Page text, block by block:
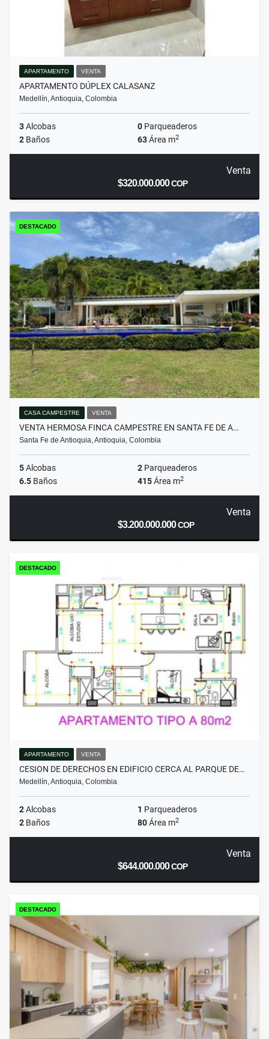
APARTAMENTO VENTA
APARTAMENTO DÚPLEX CALASANZ
Medellín, Antioquia, Colombia
3Alcobas 0 Parqueaderos
2 Baños 63Área m2
Venta
$320.000.000COP
DESTACADO
CASA CAMPESTRE VENTA
VENTA HERMOSA FINCA CAMPESTRE EN SANTA FE DE A…
Santa Fe de Antioquia, Antioquia, Colombia
5Alcobas 2 Parqueaderos
6.5 Baños 415Área m2
Venta
$3.200.000.000COP
DESTACADO
APARTAMENTO VENTA
CESION DE DERECHOS EN EDIFICIO CERCA AL PARQUE DE…
Medellín, Antioquia, Colombia
2Alcobas 1 Parqueaderos
2 Baños 80Área m2
Venta
$644.000.000COP
DESTACADO